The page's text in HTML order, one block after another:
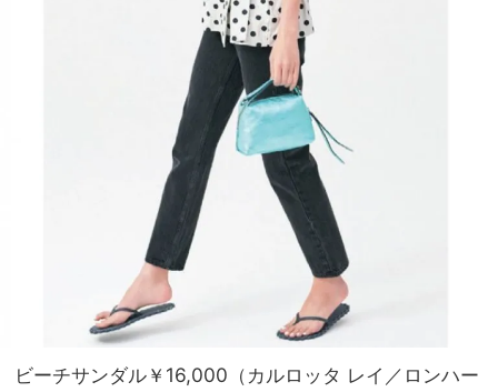
ビーチサンダル￥16,000（カルロッタ レイ／ロンハー